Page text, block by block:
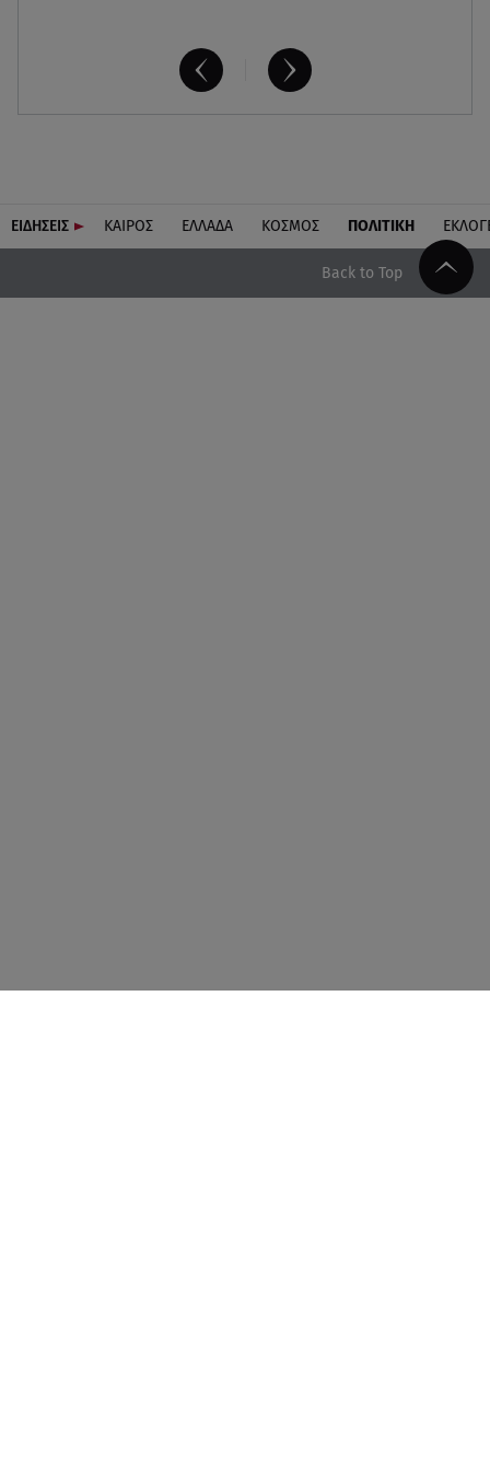
ΕΙΔΗΣΕΙΣ ΚΑΙΡΟΣ ΕΛΛΑΔΑ ΚΟΣΜΟΣ ΠΟΛΙΤΙΚΗ
Back to Top